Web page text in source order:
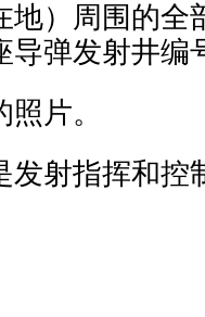
地）周围的全
导弹发射井编
片。
发射指挥和控